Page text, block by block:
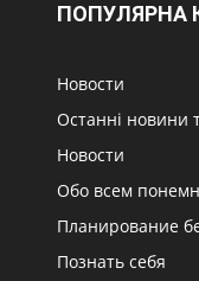
ПОПУЛЯРНА
Новости
Останні новини
Новости
Обо всем
Планирование
Познать себя